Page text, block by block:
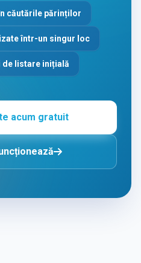
căutările părinților
într-un singur loc
de listare inițială
acum gratuit